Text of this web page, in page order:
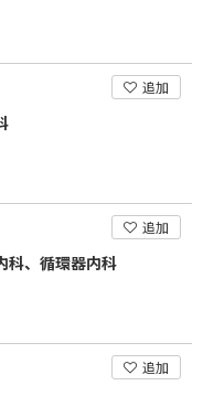
追加
追加
科、循環器内科
追加